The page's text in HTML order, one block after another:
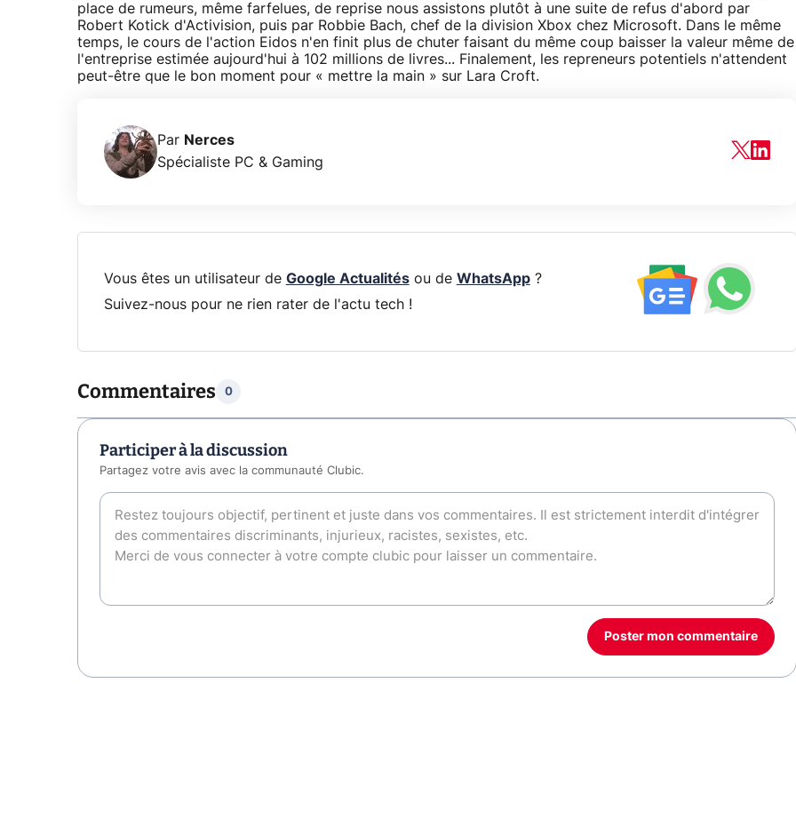
place de rumeurs, même farfelues, de reprise nous assistons plutôt à une suite de refus d'abord par
Robert Kotick d'Activision, puis par Robbie Bach, chef de la division Xbox chez Microsoft. Dans le même
temps, le cours de l'action Eidos n'en finit plus de chuter faisant du même coup baisser la valeur même de
l'entreprise estimée aujourd'hui à 102 millions de livres... Finalement, les repreneurs potentiels n'attendent
peut-être que le bon moment pour « mettre la main » sur Lara Croft.
Par Nerces
Spécialiste PC & Gaming
Vous êtes un utilisateur de Google Actualitésou de WhatsApp?
Suivez-nous pour ne rien rater de l'actu tech !
Commentaires 0
Participer à la discussion
Partagez votre avis avec la communauté Clubic.
Poster mon commentaire